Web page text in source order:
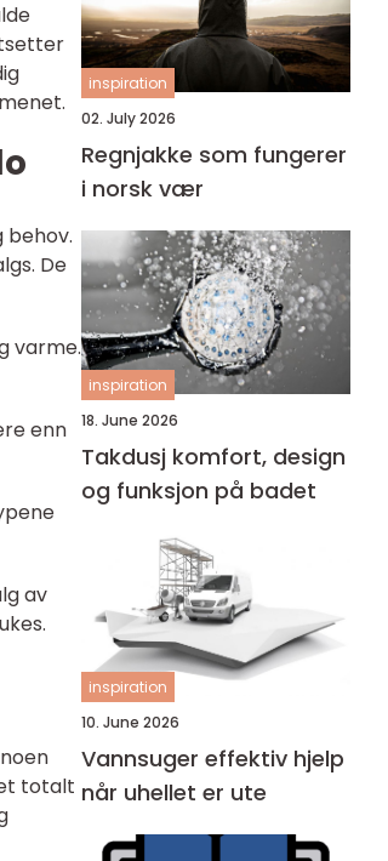
behov.
De
varme.
enn
av
totalt
inspiration
02. July 2026
Regnjakke som fungerer
i norsk vær
inspiration
18. June 2026
Takdusj komfort, design
og funksjon på badet
inspiration
10. June 2026
Vannsuger effektiv hjelp
når uhellet er ute